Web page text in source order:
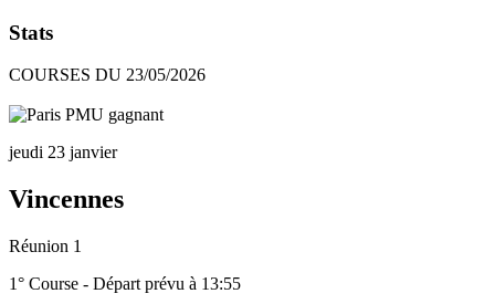
Stats
COURSES DU 23/05/2026
jeudi 23 janvier
Vincennes
Réunion 1
1° Course - Départ prévu à 13:55